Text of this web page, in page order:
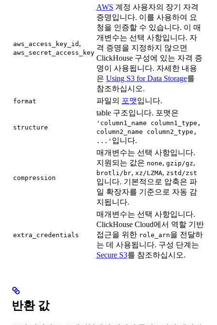
aws_access_key_id ,
aws_secret_access_key
AWS 계정 사용자의 장기 자격
증명입니다. 이를 사용하여 요
청을 인증할 수 있습니다. 이 매
개변수는 선택 사항입니다. 자
격 증명을 지정하지 않으면
ClickHouse 구성에 있는 자격 증
명이 사용됩니다. 자세한 내용
은 Using S3 for Data Storage를
참조하십시오.
format 파일의 포맷입니다.
structure
table 구조입니다. 포맷은
'column1_name column1_type,
column2_name column2_type,
...' 입니다.
compression
매개변수는 선택 사항입니다.
지원되는 값은 none, gzip/gz,
brotli/br, xz/LZMA, zstd/zst
입니다. 기본적으로 압축은 파
일 확장자를 기준으로 자동 감
지됩니다.
extra_credentials
매개변수는 선택 사항입니다.
ClickHouse Cloud에서 역할 기반
접근을 위한 role_arn을 전달하
는 데 사용됩니다. 구성 단계는
Secure S3를 참조하십시오.
반환 값